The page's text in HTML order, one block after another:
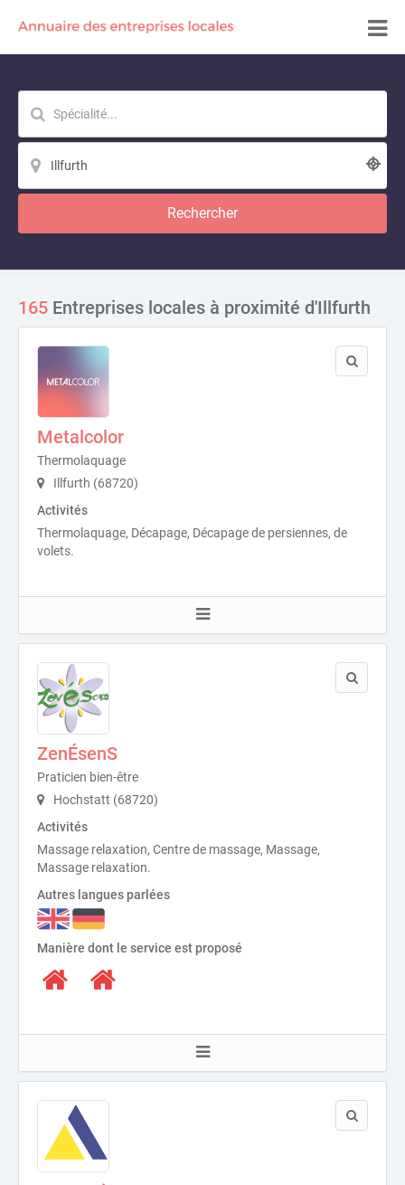
Rechercher
165 Entreprises locales à proximité d'Illfurth
Metalcolor
Thermolaquage
Illfurth (68720)
Activités
Thermolaquage, Décapage, Décapage de persiennes, de
volets.
ZenÉsenS
Praticien bien-être
Hochstatt (68720)
Activités
Massage relaxation, Centre de massage, Massage,
Massage relaxation.
Autres langues parlées
Manière dont le service est proposé